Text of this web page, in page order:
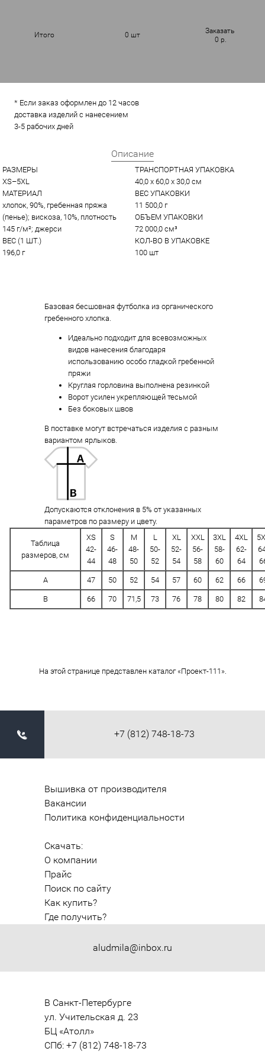
Итого 0 шт
Заказать
0 р.
* Если заказ оформлен до 12 часов
доставка изделий с нанесением
3-5 рабочих дней
Описание
РАЗМЕРЫ
XS–5XL
МАТЕРИАЛ
хлопок, 90%, гребенная пряжа
(пенье); вискоза, 10%, плотность
145 г/м²; джерси
ВЕС (1 ШТ.)
196,0 г
ТРАНСПОРТНАЯ УПАКОВКА
40,0 x 60,0 x 30,0 см
ВЕС УПАКОВКИ
11 500,0 г
ОБЪЕМ УПАКОВКИ
72 000,0 см³
КОЛ-ВО В УПАКОВКЕ
100 шт
Базовая бесшовная футболка из органического
гребенного хлопка.
Идеально подходит для всевозможных
видов нанесения благодаря
использованию особо гладкой гребенной
пряжи
Круглая горловина выполнена резинкой
Ворот усилен укрепляющей тесьмой
Без боковых швов
В поставке могут встречаться изделия с разным
вариантом ярлыков.
Допускаются отклонения в 5% от указанных
параметров по размеру и цвету.
Таблица
размеров, см
XS
42-
44
S
46-
48
M
48-
50
L
50-
52
XL
52-
54
XXL
56-
58
3XL
58-
60
4XL
62-
64
A 47 50 52 54 57 60 62 66
B 66 70 71,5 73 76 78 80 82
На этой странице представлен каталог «Проект-111».
+7 (812) 748-18-73
aludmila@inbox.ru
Вышивка от производителя
Вакансии
Политика конфиденциальности
Скачать:
О компании
Прайс
Поиск по сайту
Как купить?
Где получить?
В Санкт-Петербурге
ул. Учительская д. 23
БЦ «Атолл»
СПб: +7 (812) 748-18-73